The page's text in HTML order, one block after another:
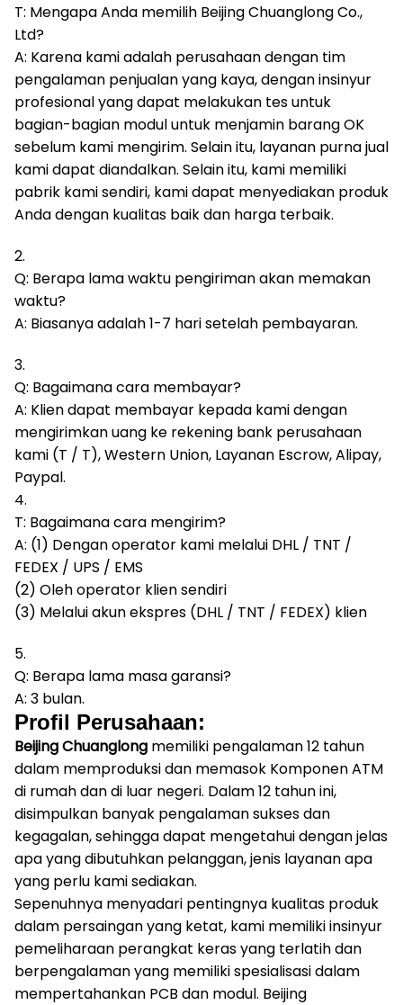
T: Mengapa Anda memilih Beijing Chuanglong Co.,
Ltd?
A: Karena kami adalah perusahaan dengan tim
pengalaman penjualan yang kaya, dengan insinyur
profesional yang dapat melakukan tes untuk
bagian-bagian modul untuk menjamin barang OK
sebelum kami mengirim. Selain itu, layanan purna jual
kami dapat diandalkan. Selain itu, kami memiliki
pabrik kami sendiri, kami dapat menyediakan produk
Anda dengan kualitas baik dan harga terbaik.
2.
Q: Berapa lama waktu pengiriman akan memakan
waktu?
A: Biasanya adalah 1-7 hari setelah pembayaran.
3.
Q: Bagaimana cara membayar?
A: Klien dapat membayar kepada kami dengan
mengirimkan uang ke rekening bank perusahaan
kami (T / T), Western Union, Layanan Escrow, Alipay,
Paypal.
4.
T: Bagaimana cara mengirim?
A: (1) Dengan operator kami melalui DHL / TNT /
FEDEX / UPS / EMS
(2) Oleh operator klien sendiri
(3) Melalui akun ekspres (DHL / TNT / FEDEX) klien
5.
Q: Berapa lama masa garansi?
A: 3 bulan.
Profil Perusahaan:
Beijing Chuanglong memiliki pengalaman 12 tahun
dalam memproduksi dan memasok Komponen ATM
di rumah dan di luar negeri. Dalam 12 tahun ini,
disimpulkan banyak pengalaman sukses dan
kegagalan, sehingga dapat mengetahui dengan jelas
apa yang dibutuhkan pelanggan, jenis layanan apa
yang perlu kami sediakan.
Sepenuhnya menyadari pentingnya kualitas produk
dalam persaingan yang ketat, kami memiliki insinyur
pemeliharaan perangkat keras yang terlatih dan
berpengalaman yang memiliki spesialisasi dalam
mempertahankan PCB dan modul. Beijing